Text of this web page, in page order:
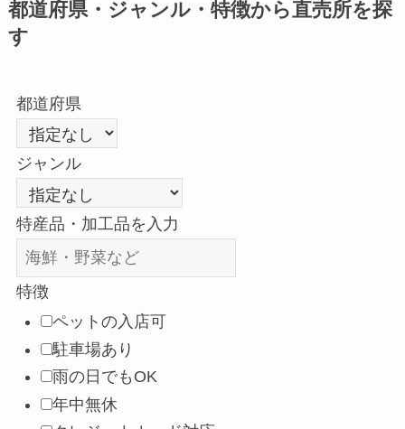
都道府県・ジャンル・特徴から直売所を探
す
都道府県
ジャンル
特産品・加工品を入力
特徴
ペットの入店可
駐車場あり
雨の日でもOK
年中無休